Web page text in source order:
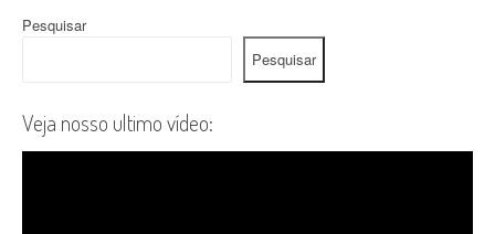
Pesquisar
Pesquisar
Veja nosso ultimo vídeo: